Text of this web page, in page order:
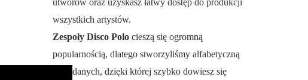
utworów oraz uzyskasz łatwy dostęp do produkcji
wszystkich artystów.
Zespoły Disco Polo cieszą się ogromną
popularnością, dlatego stworzyliśmy alfabetyczną
bazę danych, dzięki której szybko dowiesz się